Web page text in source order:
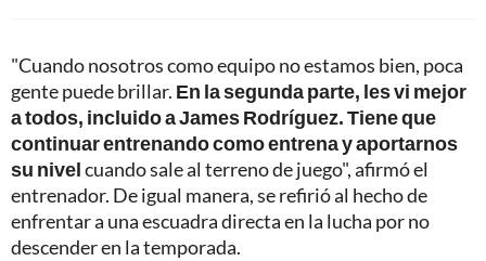
"Cuando nosotros como equipo no estamos bien, poca
gente puede brillar. En la segunda parte, les vi mejor
a todos, incluido a James Rodríguez. Tiene que
continuar entrenando como entrena y aportarnos
su nivelcuando sale al terreno de juego", afirmó el
entrenador. De igual manera, se refirió al hecho de
enfrentar a una escuadra directa en la lucha por no
descender en la temporada.